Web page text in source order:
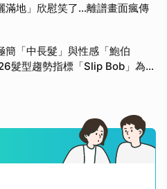
滿地」欣慰笑了…離譜畫面瘋傳
簡「中長髮」與性感「鮑伯
髮型趨勢指標「Slip Bob」為何
超模氣場？